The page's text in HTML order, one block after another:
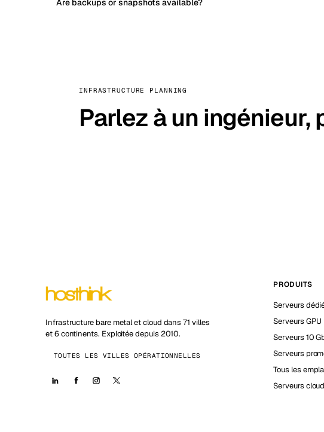
Are backups or snapshots available?
INFRASTRUCTURE PLANNING
Parlez à un ingénieur,
Infrastructure bare metal et cloud dans 71 villes
et 6 continents. Exploitée depuis 2010.
TOUTES LES VILLES OPÉRATIONNELLES
PRODUITS
Serveurs
Serveurs GPU
Serveurs 10
Serveurs
Tous les
Serveurs cloud